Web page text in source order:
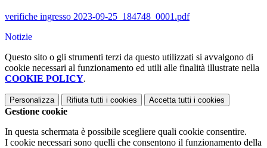
verifiche ingresso 2023-09-25_184748_0001.pdf
Notizie
Questo sito o gli strumenti terzi da questo utilizzati si avvalgono di
cookie necessari al funzionamento ed utili alle finalità illustrate nella
COOKIE POLICY.
Personalizza Rifiuta tutti i cookies Accetta tutti i cookies
Gestione cookie
In questa schermata è possibile scegliere quali cookie consentire.
I cookie necessari sono quelli che consentono il funzionamento della